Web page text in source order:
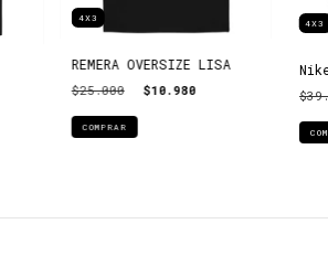
4X3
REMERA OVERSIZE LISA
$25.000 $10.980
COMPRAR
4X3